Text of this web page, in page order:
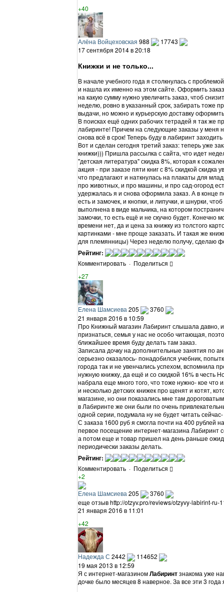
+40
Алёна Войцеховская 988
17743
17 сентября 2014 в 20:18
Книжки и не только...
В начале учебного года я столкнулась с
и нашла их именно на этом сайте. Оформить
на какую сумму нужно увеличить заказ, чтоб
неделю, ровно в указанный срок, забирать тоже
выдачи, но можно и курьерскую доставку
В поисках ещё одних рабочих тетрадей я так же
лабиринте! Причем на следующие заказы у меня
снова всё в срок! Теперь буду в лабиринт
Вот и сделан сегодня третий заказ: теперь уже
книжки))) Пришла рассылка с сайта, что идет
"детская литература" скидка 8%, которая к
акция - при заказе пяти книг с 8% скидкой
что предлагают и наткнулась на плакаты для
про животных, и про машины, и про сад-огород
удержалась я и снова оформила заказ. А в конце
есть и замочек, и кнопки, и липучки, и шнурки,
выполнена в виде мальчика, на котором
замочки, то есть ещё и не скучно будет. Конечно
времени нет, да и цена за книжку из толстого
картинками - мне проще заказать. И такая же
для племянницы) Через неделю получу, сделаю
Рейтинг:
Комментировать · Поделиться
+27
Елена Шамсиева 205
3760
21 января 2016 в 10:59
Про Книжный магазин Лабиринт слышала давно,
признаться, семья у нас не особо читающая,
ближайшее время буду делать там заказ.
Записала дочку на дополнительные занятия по
серьезно оказалось- понадобился учебник,
города так и не увенчались успехом, вспомнила
нужную книжку, да ещё и со скидкой 16% в честь
набрала еще много того, что тоже нужно- кое что
и несколько детских книжек про щенят и котят,
магазине, но они показались мне там
в Лабиринте же они были по очень
одной серии, подумала ну не будет читать
С заказа 1600 руб я смогла почти на 400 рублей
первое посещение интернет-магазина Лабиринт
а потом еще и товар пришел на день раньше
периодически заказы делать.
Рейтинг:
Комментировать · Поделиться
+2
Елена Шамсиева 205
3760
еще отзыв http://otzyv.pro/reviews/otzyvy-labirint-ru-
21 января 2016 в 11:01
+42
Надежда С 2442
114652
19 мая 2013 в 12:59
Я с интернет-магазиномЛабиринтзнакома уже
дочке было месяцев 8 наверное. За все эти 3